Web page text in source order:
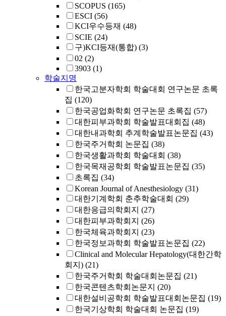
SCOPUS (165)
ESCI (56)
KCI우수등재 (48)
SCIE (24)
구)KCI등재(통합) (3)
02 (2)
3903 (1)
학술지명
한국고분자학회 학술대회 연구논문 초록
집 (120)
한국공업화학회 연구논문 초록집 (57)
대한피부과학회 학술발표대회집 (48)
대한내과학회 추계학술발표논문집 (43)
한국주거학회 논문집 (38)
한국생활과학회 학술대회 (38)
한국목재공학회 학술발표논문집 (35)
초록집 (34)
Korean Journal of Anesthesiology (31)
대한기계학회 춘추학술대회 (29)
대한응급의학회지 (27)
대한피부과학회지 (26)
한국체육과학회지 (23)
한국정보과학회 학술발표논문집 (22)
Clinical and Molecular Hepatology(대한간학
회지) (21)
한국주거학회 학술대회논문집 (21)
한국콘텐츠학회논문지 (20)
대한설비공학회 학술발표대회논문집 (19)
한국기상학회 학술대회 논문집 (19)